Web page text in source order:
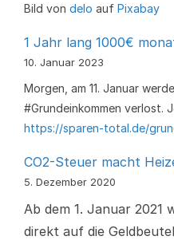
Bild von delo auf Pixabay
1 Jahr lang 1000€
10. Januar 2023
Morgen, am 11. Januar
#Grundeinkommen verlost.
https://sparen-total.de/
CO2-Steuer macht
5. Dezember 2020
Ab dem 1. Januar 2021
direkt auf die